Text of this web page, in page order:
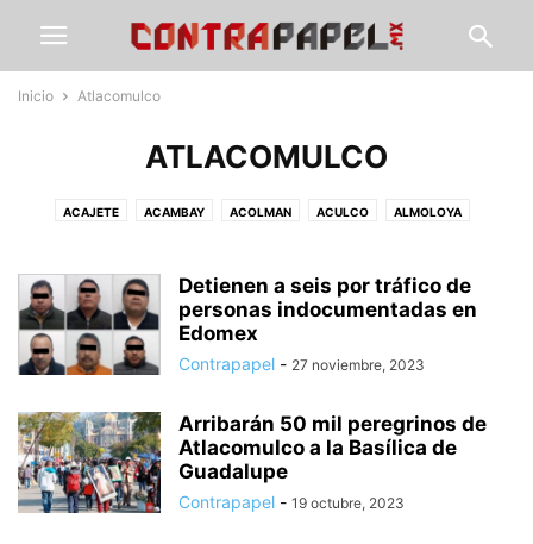
Inicio Atlacomulco
ATLACOMULCO
ACAJETE ACAMBAY ACOLMAN ACULCO ALMOLOYA
ATENCO ATIZAPÁN
AZCAPOTZALCO CALIMAYA CALPULALPAN CDMX CHALCO
CHAPA DE MOTA CHAPINGO
CHICONCUAC CHIMALHUACÁN CLIMA COACALCO
CUAUTITLÁN IZCALLI CUAUTLA CULTURA DEPORTE ECATEPEC
ECATZINGO EDUCACIÓN ELECCIÓN ESTADO DE MÉXICO
ELECCIONES EDOMEX
Detienen a seis por tráfico de
personas indocumentadas en
Edomex
Contrapapel - 27 noviembre, 2023
Arribarán 50 mil peregrinos de
Atlacomulco a la Basílica de
Guadalupe
Contrapapel - 19 octubre, 2023